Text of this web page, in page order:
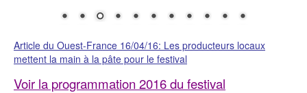
Article du Ouest-France 16/04/16: Les producteurs locaux
mettent la main à la pâte pour le festival
Voir la programmation 2016 du festival